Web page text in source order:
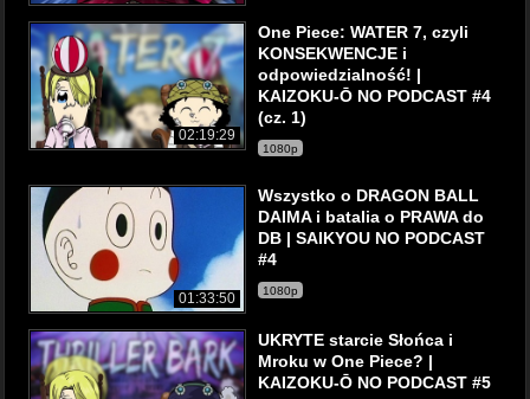
02:19:29
One Piece: WATER 7, czyli
KONSEKWENCJE i
odpowiedzialność! |
KAIZOKU-Ō NO PODCAST #4
(cz. 1)
1080p
01:33:50
Wszystko o DRAGON BALL
DAIMA i batalia o PRAWA do
DB | SAIKYOU NO PODCAST
#4
1080p
UKRYTE starcie Słońca i
Mroku w One Piece? |
KAIZOKU-Ō NO PODCAST #5